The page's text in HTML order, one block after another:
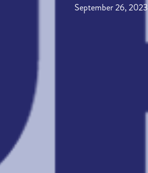
September 26, 2023